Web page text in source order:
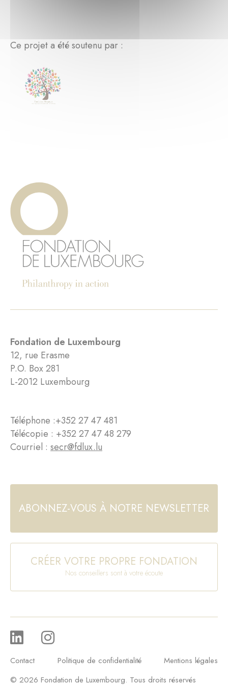
Ce projet a été soutenu par :
Fondation de Luxembourg
12, rue Erasme
P.O. Box 281
L-2012 Luxembourg
Téléphone :+352 27 47 481
Télécopie : +352 27 47 48 279
Courriel : secr@fdlux.lu
ABONNEZ-VOUS À NOTRE NEWSLETTER
CRÉER VOTRE PROPRE FONDATION
Nos conseillers sont à votre écoute
Contact Politique de confidentialité
Mentions légales
© 2026 Fondation de Luxembourg. Tous droits réservés